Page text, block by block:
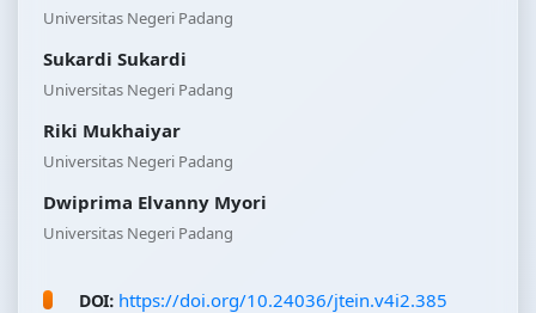
Universitas Negeri Padang
Sukardi Sukardi
Universitas Negeri Padang
Riki Mukhaiyar
Universitas Negeri Padang
Dwiprima Elvanny Myori
Universitas Negeri Padang
DOI: https://doi.org/10.24036/jtein.v4i2.385